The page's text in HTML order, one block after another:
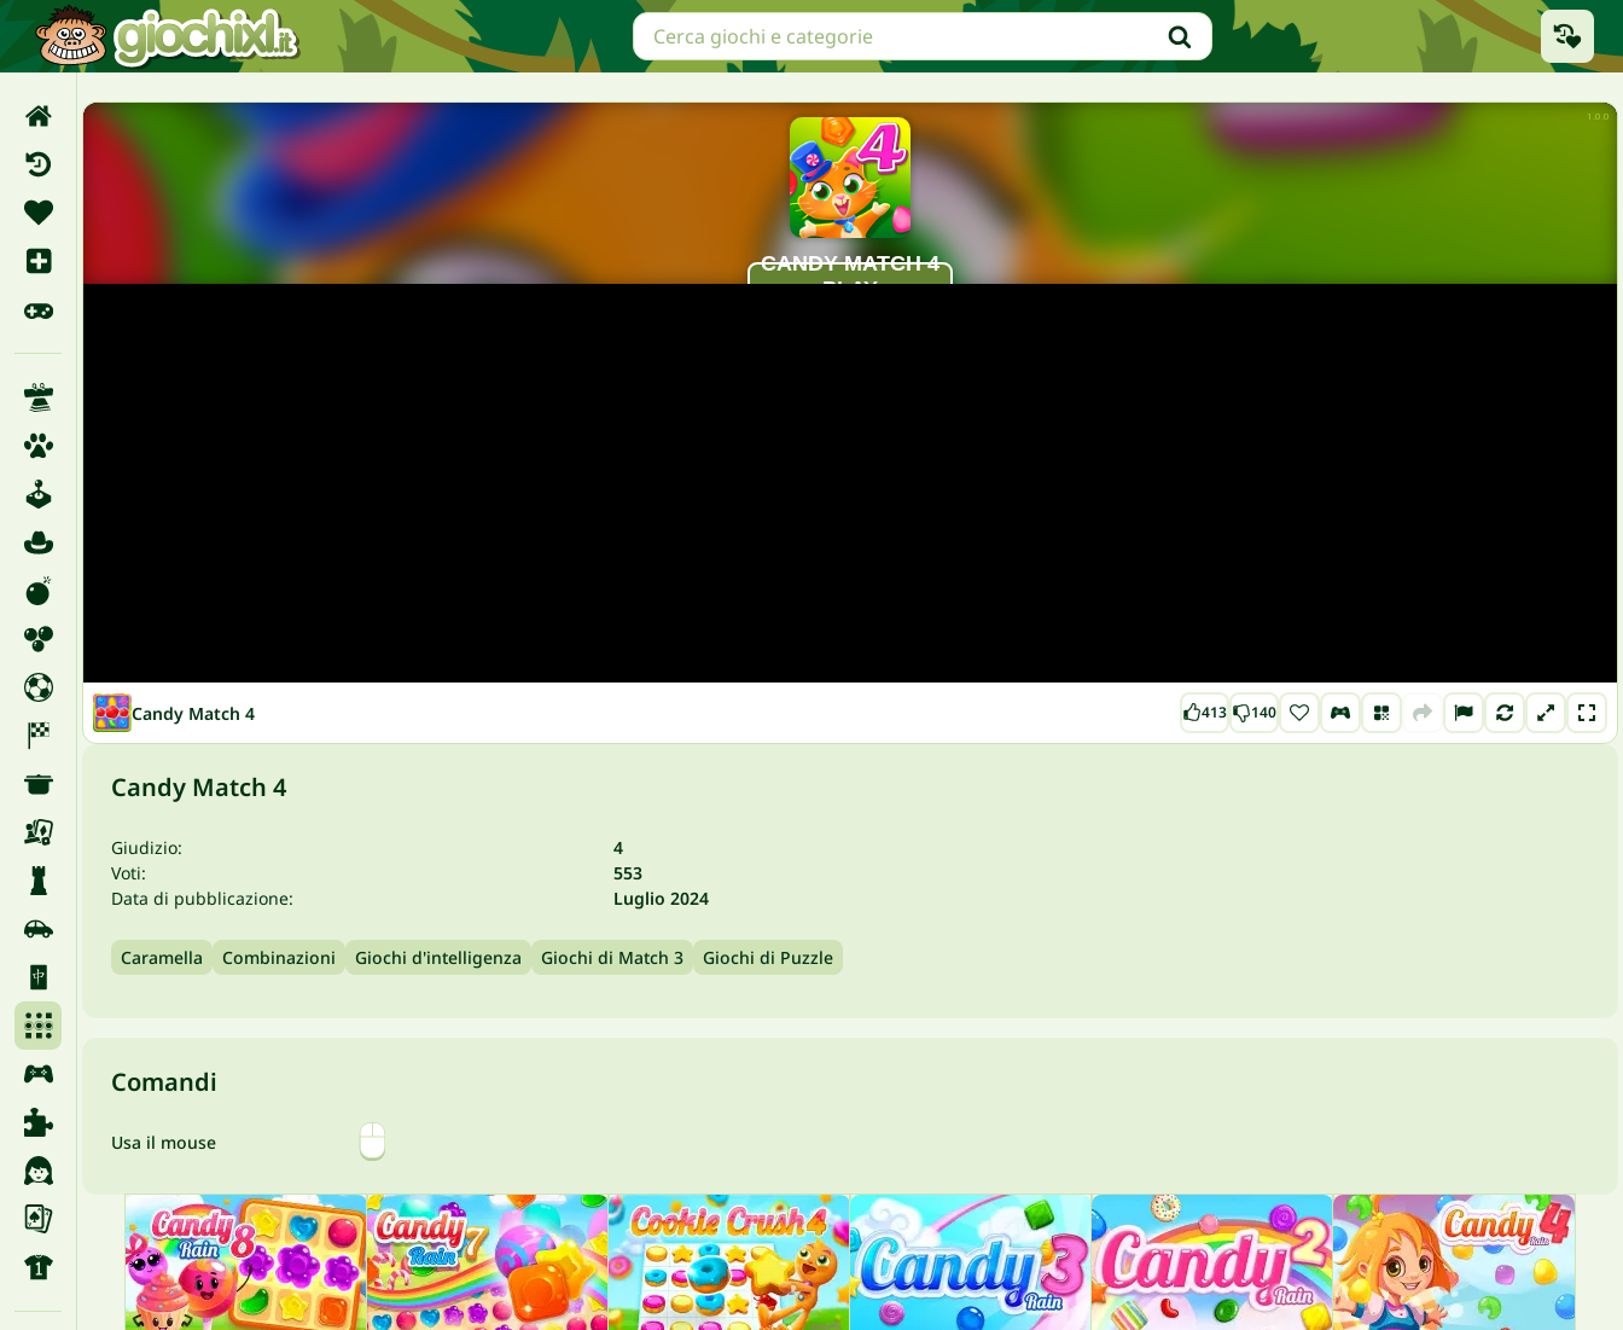
Candy Match 4 413 140
Candy Match 4
Giudizio:
4
Voti:
553
Data di pubblicazione:
Luglio 2024
Caramella Combinazioni Giochi d'intelligenza Giochi di Match 3 Giochi di Puzzle
Comandi
Usa il mouse